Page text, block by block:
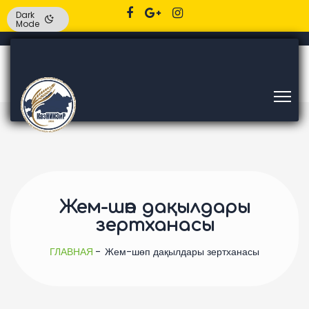
Жем-шөп дақылдары
зертханасы
ГЛАВНАЯ Жем-шөп дақылдары зертханасы
Dark
Mode